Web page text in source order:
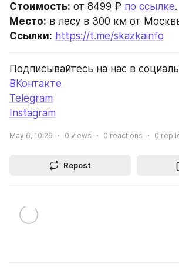
Стоимость: от 8499 ₽ по ссылке.
Место: в лесу в 300 км от
Ссылки: https://t.me/skazkainfo
Подписывайтесь на нас в
ВКонтакте
Telegram
Instagram
May 6, 10:29 0 views 0 reactions 0
Repost